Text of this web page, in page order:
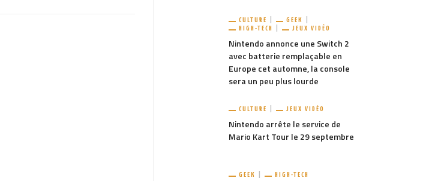
CULTURE
GEEK
HIGH-TECH
JEUX VIDÉO
Nintendo annonce une Switch 2
avec batterie remplaçable en
Europe cet automne, la console
sera un peu plus lourde
CULTURE JEUX VIDÉO
Nintendo arrête le service de
Mario Kart Tour le 29 septembre
GEEK HIGH-TECH